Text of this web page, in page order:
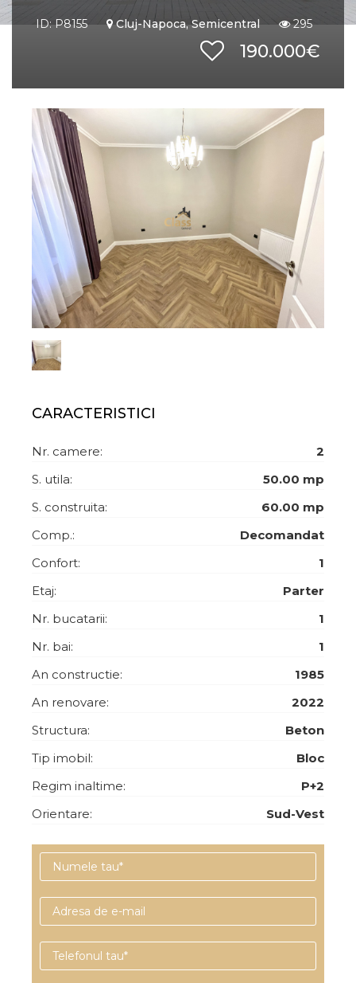
ID: P8155 Cluj-Napoca, Semicentral 295
190.000€
CARACTERISTICI
Nr. camere:
2
S. utila:
50.00 mp
S. construita:
60.00 mp
Comp.:
Decomandat
Confort:
1
Etaj:
Parter
Nr. bucatarii:
1
Nr. bai:
1
An constructie:
1985
An renovare:
2022
Structura:
Beton
Tip imobil:
Bloc
Regim inaltime:
P+2
Orientare:
Sud-Vest